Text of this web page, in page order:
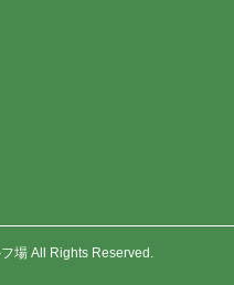
場All Rights Reserved.